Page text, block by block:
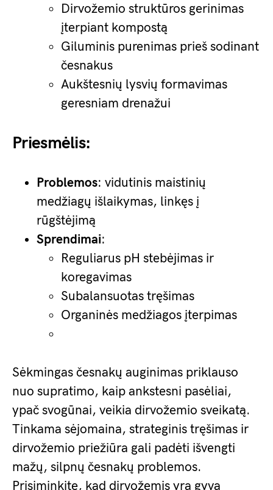
Dirvožemio struktūros gerinimas
įterpiant kompostą
Giluminis purenimas prieš sodinant
česnakus
Aukštesnių lysvių formavimas
geresniam drenažui
Priesmėlis:
Problemos: vidutinis maistinių
medžiagų išlaikymas, linkęs į
rūgštėjimą
Sprendimai:
Reguliarus pH stebėjimas ir
koregavimas
Subalansuotas tręšimas
Organinės medžiagos įterpimas
Sėkmingas česnakų auginimas priklauso
nuo supratimo, kaip ankstesni pasėliai,
ypač svogūnai, veikia dirvožemio sveikatą.
Tinkama sėjomaina, strateginis tręšimas ir
dirvožemio priežiūra gali padėti išvengti
mažų, silpnų česnakų problemos.
Prisiminkite, kad dirvožemis yra gyva